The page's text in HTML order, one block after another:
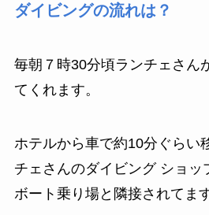
ダイビングの流れは？
毎朝７時30分頃ランチェさん
てくれます。
ホテルから車で約10分ぐらい
チェさんのダイビング ショッ
ボート乗り場と隣接されてます